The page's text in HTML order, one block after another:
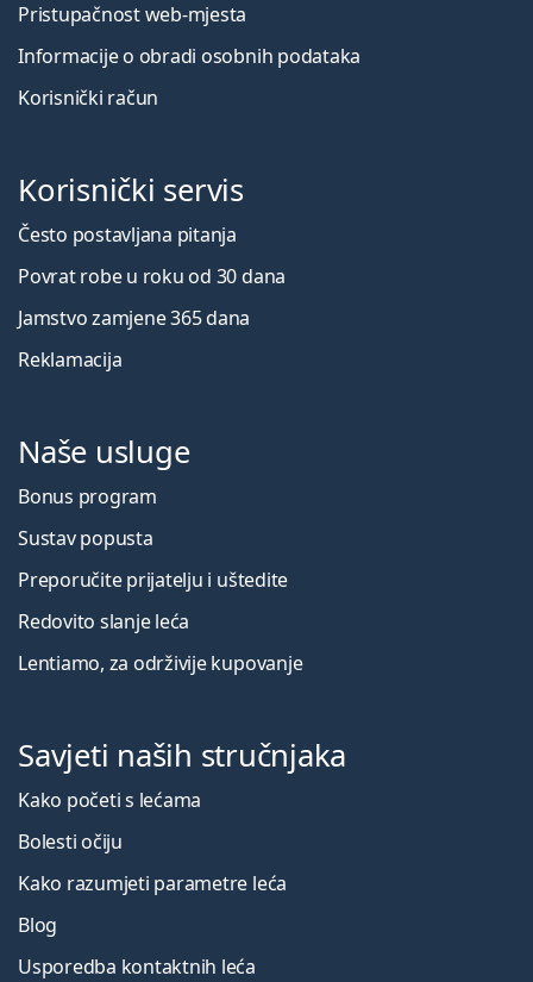
Pristupačnost web-mjesta
Informacije o obradi osobnih podataka
Korisnički račun
Korisnički servis
Često postavljana pitanja
Povrat robe u roku od 30 dana
Jamstvo zamjene 365 dana
Reklamacija
Naše usluge
Bonus program
Sustav popusta
Preporučite prijatelju i uštedite
Redovito slanje leća
Lentiamo, za održivije kupovanje
Savjeti naših stručnjaka
Kako početi s lećama
Bolesti očiju
Kako razumjeti parametre leća
Blog
Usporedba kontaktnih leća